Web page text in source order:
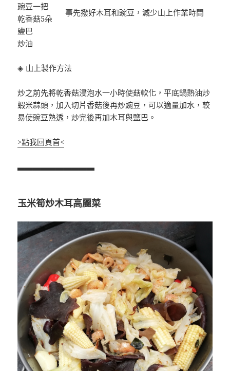
豌豆一把
乾香菇5朵
鹽巴
炒油
事先撥好木耳和豌豆，減少山上作業時間
◈ 山上製作方法
炒之前先將乾香菇浸泡水一小時使菇軟化，平底鍋熱油炒
蝦米蒜頭，加入切片香菇後再炒豌豆，可以適量加水，較
易使豌豆熟透，炒完後再加木耳與鹽巴。
>點我回頁首<
▃▃▃▃▃▃▃▃▃▃
玉米筍炒木耳高麗菜